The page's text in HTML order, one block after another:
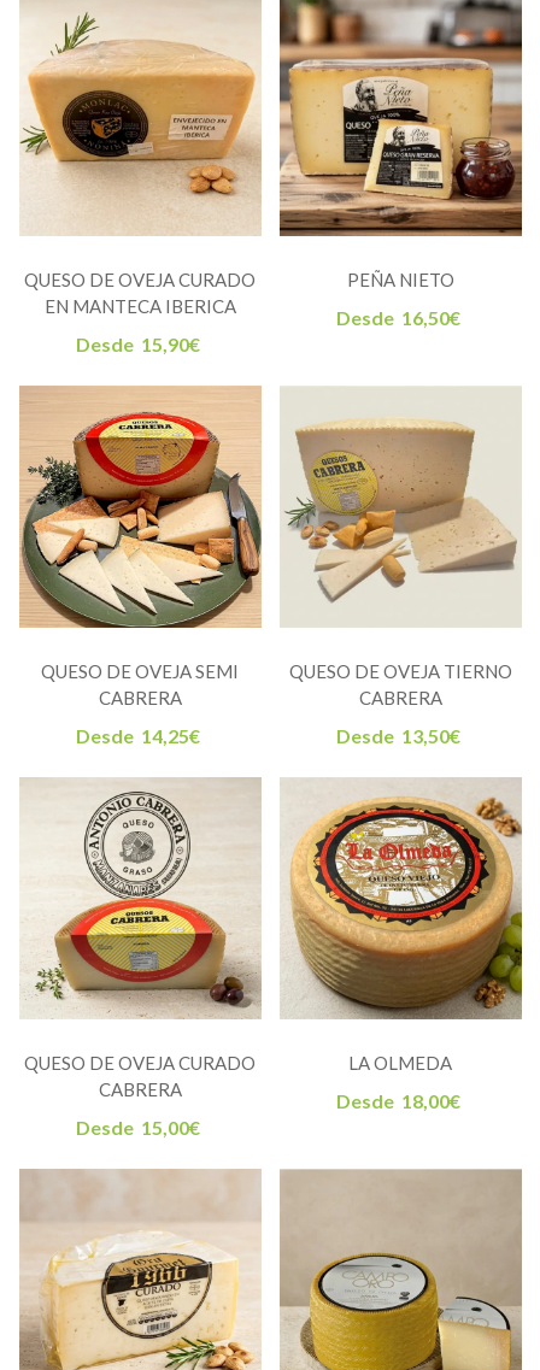
QUESO DE OVEJA CURADO
EN MANTECA IBERICA
Desde 15,90€
PEÑA NIETO
Desde 16,50€
QUESO DE OVEJA SEMI
CABRERA
Desde 14,25€
QUESO DE OVEJA TIERNO
CABRERA
Desde 13,50€
QUESO DE OVEJA CURADO
CABRERA
Desde 15,00€
LA OLMEDA
Desde 18,00€